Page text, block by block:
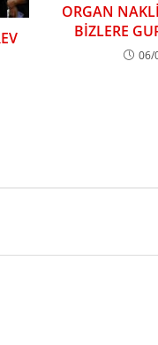
ORGAN
BİZLERE
06/